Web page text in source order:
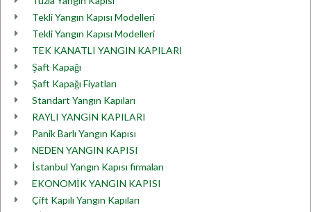
Tekli Yangın Kapısı Modelleri
Tekli Yangın Kapısı Modelleri
TEK KANATLI YANGIN KAPILARI
Şaft Kapağı
Şaft Kapağı Fiyatları
Standart Yangın Kapıları
RAYLI YANGIN KAPILARI
Panik Barlı Yangın Kapısı
NEDEN YANGIN KAPISI
İstanbul Yangın Kapısı firmaları
EKONOMİK YANGIN KAPISI
Çift Kapılı Yangın Kapıları